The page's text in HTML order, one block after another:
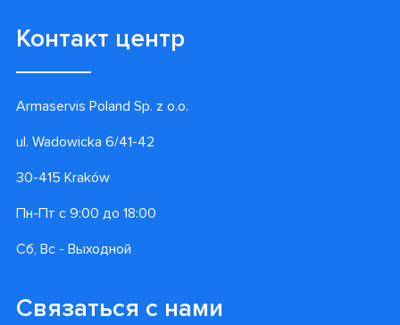
Контакт центр
Armaservis Poland Sp. z o.o.
ul. Wadowicka 6/41-42
30-415 Kraków
Пн-Пт с 9:00 до 18:00
Сб, Вс - Выходной
Связаться с нами